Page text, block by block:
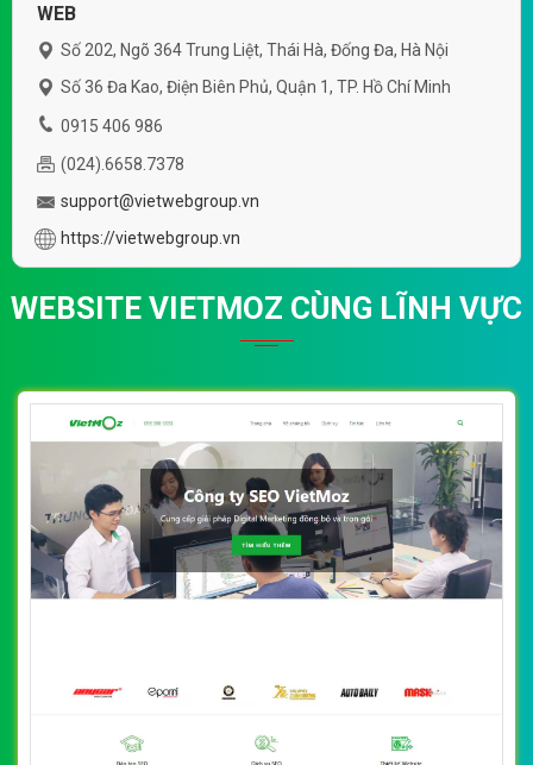
WEB
Số 202, Ngõ 364 Trung Liệt, Thái Hà, Đống Đa, Hà Nội
Số 36 Đa Kao, Điện Biên Phủ, Quận 1, TP. Hồ Chí Minh
0915 406 986
(024).6658.7378
support@vietwebgroup.vn
https://vietwebgroup.vn
WEBSITE VIETMOZ CÙNG LĨNH VỰC